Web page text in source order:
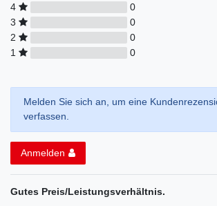
4
0
3
0
2
0
1
0
Melden Sie sich an, um eine
verfassen.
Anmelden
Gutes Preis/Leistungsverhältnis.